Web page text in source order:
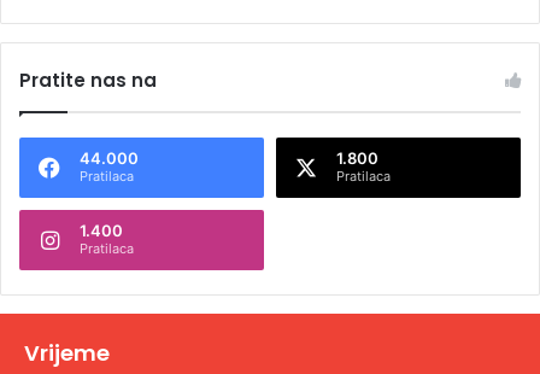
t
n
t
v
Pratite nas na
44.000
Pratilaca
1.800
Pratilaca
1.400
Pratilaca
Vrijeme